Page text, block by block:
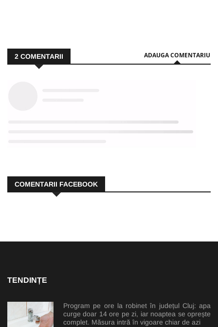
2 COMENTARII ADAUGA COMENTARIU
COMENTARII FACEBOOK
TENDINȚE
Program pe ore la robinet în județul Cluj: apa
curge doar 14 ore pe zi, iar noaptea se oprește
complet. Măsura intră în vigoare chiar de azi